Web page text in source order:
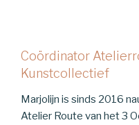
Coördinator
Kunstcollectief
Marjolijn is sinds 2016
Atelier Route van het 3